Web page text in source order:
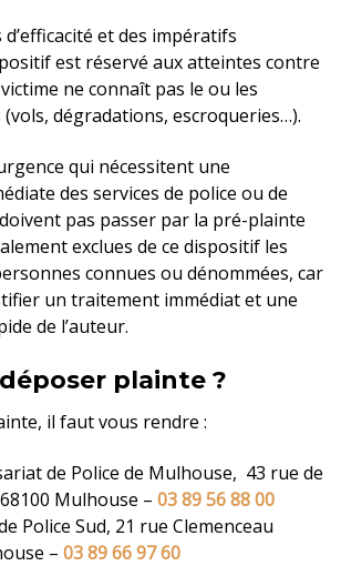
et des impératifs
est réservé aux atteintes contre
ne connaît pas le ou les
dégradations, escroqueries…).
qui nécessitent une
des services de police ou de
pas passer par la pré-plainte
exclues de ce dispositif les
connues ou dénommées, car
un traitement immédiat et une
de l’auteur.
plainte ?
il faut vous rendre :
de Police de Mulhouse, 43 rue de
Mulhouse – 03 89 56 88 00
Police Sud, 21 rue Clemenceau
– 03 89 66 97 60